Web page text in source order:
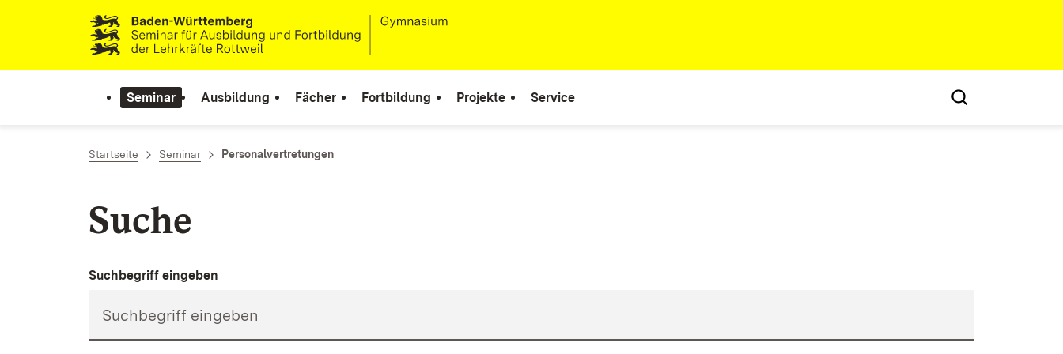
Zum Inhalt springen
Link zur Startseite
Seminar Ausbildung Fächer Fortbildung Projekte Service
Startseite Seminar Personalvertretungen
Suche
Suchbegriff eingeben